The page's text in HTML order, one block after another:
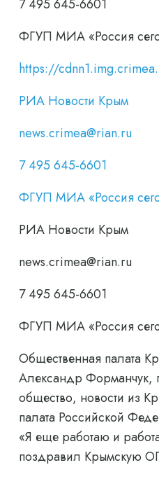
7 495 645-6601
ФГУП МИА «Россия
https://
РИА Новости Крым
news.crimea@rian.ru
7 495 645-6601
ФГУП МИА «Россия
РИА Новости Крым
news.crimea@rian.ru
7 495 645-6601
ФГУП МИА «Россия
Общественная палата
Александр Форманчук,
общество, новости из
палата Российской
«Я еще работаю и
поздравил Крымскую